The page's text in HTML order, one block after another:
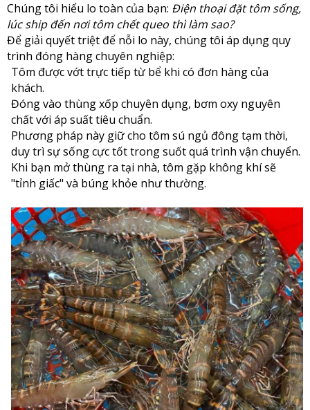
Chúng tôi hiểu lo toàn của bạn: Điện thoại đặt tôm sống,
lúc ship đến nơi tôm chết queo thì làm sao?
Để giải quyết triệt để nỗi lo này, chúng tôi áp dụng quy
trình đóng hàng chuyên nghiệp:
Tôm được vớt trực tiếp từ bể khi có đơn hàng của
khách.
Đóng vào thùng xốp chuyên dụng, bơm oxy nguyên
chất với áp suất tiêu chuẩn.
Phương pháp này giữ cho tôm sú ngủ đông tạm thời,
duy trì sự sống cực tốt trong suốt quá trình vận chuyển.
Khi bạn mở thùng ra tại nhà, tôm gặp không khí sẽ
"tỉnh giấc" và búng khỏe như thường.